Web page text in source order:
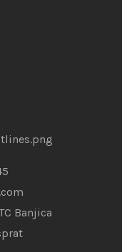
Banjica